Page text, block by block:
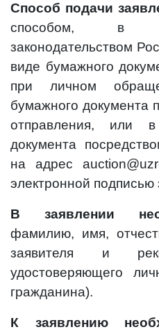
Способ подачи
способом, в
законодательством
виде бумажного
при личном
бумажного документа
отправления, или в
документа
на адрес
электронной подписью
В заявлении
фамилию, имя,
заявителя и
удостоверяющего
гражданина).
К заявлению